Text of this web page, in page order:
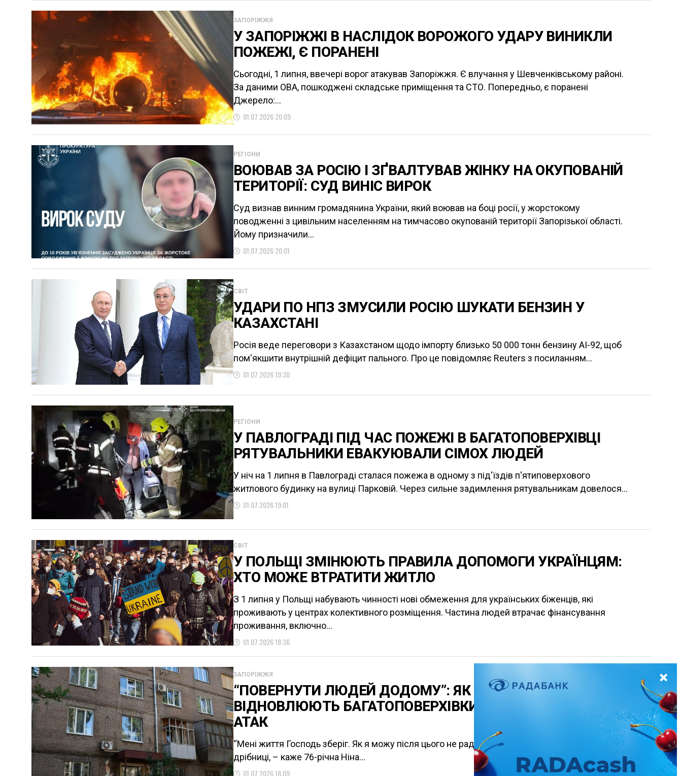
ЗАПОРІЖЖЯ
У ЗАПОРІЖЖІ В НАСЛІДОК ВОРОЖОГО УДАРУ ВИНИКЛИ
ПОЖЕЖІ, Є ПОРАНЕНІ
Сьогодні, 1 липня, ввечері ворог атакував Запоріжжя. Є влучання у Шевченківському районі.
За даними ОВА, пошкоджені складське приміщення та СТО. Попередньо, є поранені
Джерело:...
01.07.2026 20:09
РЕГІОНИ
ВОЮВАВ ЗА РОСІЮ І ЗҐВАЛТУВАВ ЖІНКУ НА ОКУПОВАНІЙ
ТЕРИТОРІЇ: СУД ВИНІС ВИРОК
Суд визнав винним громадянина України, який воював на боці росії, у жорстокому
поводженні з цивільним населенням на тимчасово окупованій території Запорізької області.
Йому призначили...
01.07.2026 20:01
СВІТ
УДАРИ ПО НПЗ ЗМУСИЛИ РОСІЮ ШУКАТИ БЕНЗИН У
КАЗАХСТАНІ
Росія веде переговори з Казахстаном щодо імпорту близько 50 000 тонн бензину АІ-92, щоб
пом'якшити внутрішній дефіцит пального. Про це повідомляє Reuters з посиланням...
01.07.2026 19:30
РЕГІОНИ
У ПАВЛОГРАДІ ПІД ЧАС ПОЖЕЖІ В БАГАТОПОВЕРХІВЦІ
РЯТУВАЛЬНИКИ ЕВАКУЮВАЛИ СІМОХ ЛЮДЕЙ
У ніч на 1 липня в Павлограді сталася пожежа в одному з під'їздів п'ятиповерхового
житлового будинку на вулиці Парковій. Через сильне задимлення рятувальникам довелося...
01.07.2026 19:01
СВІТ
У ПОЛЬЩІ ЗМІНЮЮТЬ ПРАВИЛА ДОПОМОГИ УКРАЇНЦЯМ:
ХТО МОЖЕ ВТРАТИТИ ЖИТЛО
З 1 липня у Польщі набувають чинності нові обмеження для українських біженців, які
проживають у центрах колективного розміщення. Частина людей втрачає фінансування
проживання, включно...
01.07.2026 18:36
ЗАПОРІЖЖЯ
“ПОВЕРНУТИ ЛЮДЕЙ ДОДОМУ”: ЯК У ЗАПОРІЖЖІ
ВІДНОВЛЮЮТЬ БАГАТОПОВЕРХІВКИ ПІСЛЯ ВОРОЖИХ
АТАК
“Мені життя Господь зберіг. Як я можу після цього не радіти? Жити треба. А все інше – це вже
дрібниці, – каже 76-річна Ніна...
01.07.2026 18:09